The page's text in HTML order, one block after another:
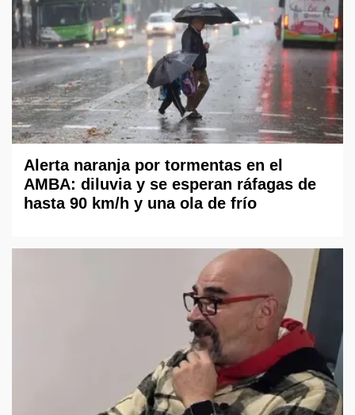
Alerta naranja por tormentas en el
AMBA: diluvia y se esperan ráfagas de
hasta 90 km/h y una ola de frío